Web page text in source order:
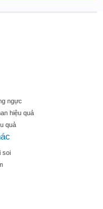
ngực
hiệu quả
quả
soi